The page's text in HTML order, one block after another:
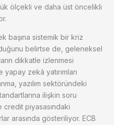
ölçekli ve daha üst öncelikli
başına sistemik bir kriz
belirtse de, geleneksel
dikkatle izlenmesi
zekâ yatırımları
yazılım sektöründeki
ilişkin soru
piyasasındaki
arasında gösteriliyor. ECB